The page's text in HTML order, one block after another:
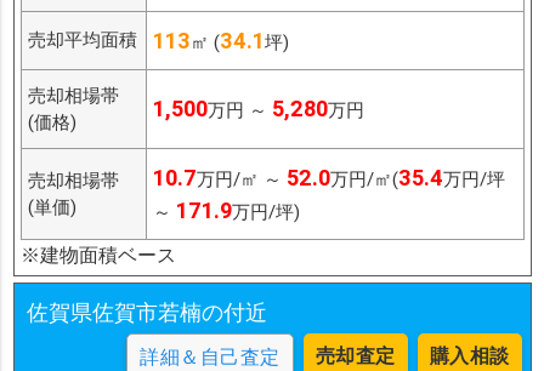
売却平均面積 113㎡ (34.1坪)
売却相場帯
(価格)
1,500万円 ～ 5,280万円
売却相場帯
(単価)
10.7万円/㎡ ～ 52.0万円/㎡(35.4万円/坪
～ 171.9万円/坪)
※建物面積ベース
佐賀県佐賀市若楠の付近
詳細＆自己査定 売却査定 購入相談